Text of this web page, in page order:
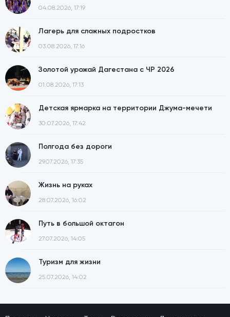
04.08.2026, 17:19
Лагерь для сложных подростков
03.08.2026, 17:16
Золотой урожай Дагестана с ЧР 2026
01.08.2026, 17:13
Детская ярмарка на территории Джума-мечети
30.07.2026, 17:42
Полгода без дороги
29.07.2026, 17:35
Жизнь на руках
28.07.2026, 16:02
Путь в большой октагон
27.07.2026, 14:05
Туризм для жизни
25.07.2026, 14:02